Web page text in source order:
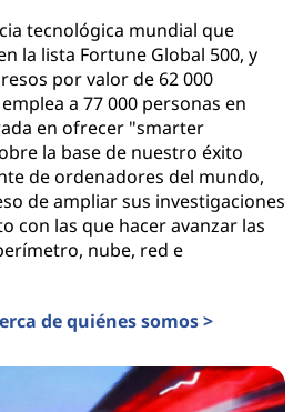
tecnológica mundial que
la lista Fortune Global 500, y
por valor de 62 000
a 77 000 personas en
en ofrecer "smarter
la base de nuestro éxito
de ordenadores del mundo,
de ampliar sus investigaciones
con las que hacer avanzar las
nube, red e
de quiénes somos >